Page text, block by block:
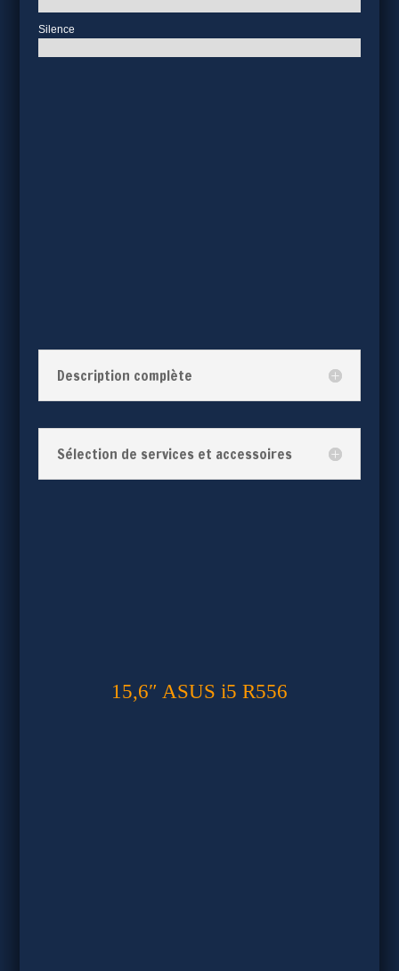
Silence
Description complète
Sélection de services et accessoires
15,6″ ASUS i5 R556